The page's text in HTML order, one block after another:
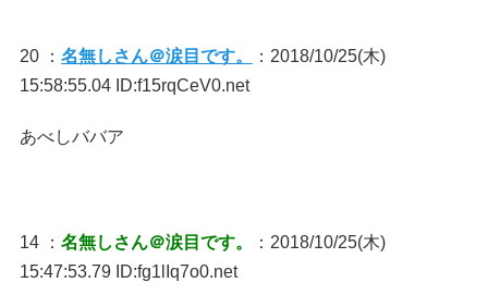
20 ： 名無しさん＠涙目です。
：2018/10/25(木)
15:58:55.04 ID:f15rqCeV0.net
あべしババア
14 ： 名無しさん＠涙目です。
：2018/10/25(木)
15:47:53.79 ID:fg1lIq7o0.net